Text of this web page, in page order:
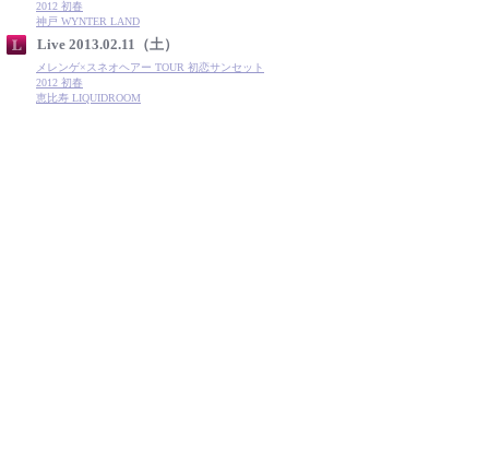
2012 初春
神戸 WYNTER LAND
Live 2013.02.11（土）
メレンゲ×スネオヘアー TOUR 初恋サンセット
2012 初春
恵比寿 LIQUIDROOM